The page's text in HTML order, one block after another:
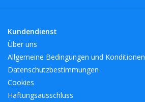
Kundendienst
Über uns
Allgemeine Bedingungen und Konditionen
Datenschutzbestimmungen
Cookies
Haftungsausschluss